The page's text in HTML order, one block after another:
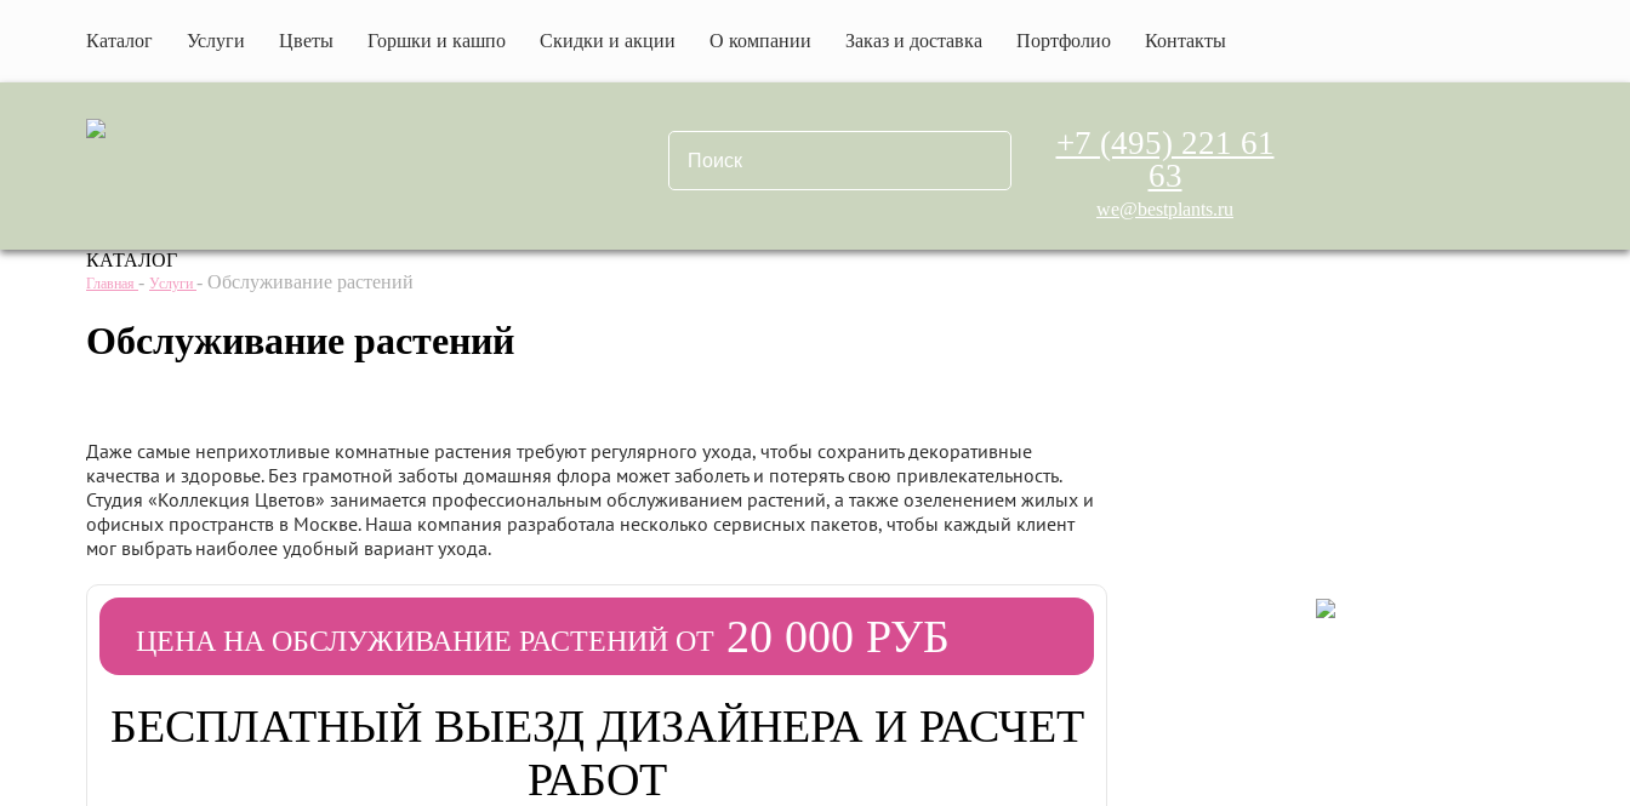
Каталог Услуги Цветы Горшки и кашпо Скидки и акции О компании Заказ и доставка Портфолио Контакты
+7 (495) 221 61
63
we@bestplants.ru
КАТАЛОГ
Главная - Услуги - Обслуживание растений
Обслуживание растений
Даже самые неприхотливые комнатные растения требуют регулярного ухода, чтобы сохранить декоративные
качества и здоровье. Без грамотной заботы домашняя флора может заболеть и потерять свою привлекательность.
Студия «Коллекция Цветов» занимается профессиональным обслуживанием растений, а также озеленением жилых и
офисных пространств в Москве. Наша компания разработала несколько сервисных пакетов, чтобы каждый клиент
мог выбрать наиболее удобный вариант ухода.
ЦЕНА НА ОБСЛУЖИВАНИЕ РАСТЕНИЙ ОТ 20 000 РУБ
БЕСПЛАТНЫЙ ВЫЕЗД ДИЗАЙНЕРА И РАСЧЕТ
РАБОТ